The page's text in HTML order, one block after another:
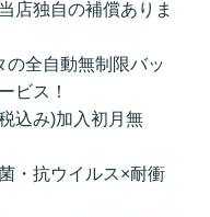
店独自の補償ありま
全自動無制限バッ
ビス！
込み)加入初月無
・抗ウイルス×耐衝